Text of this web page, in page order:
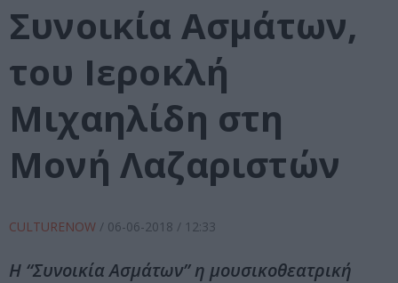
Συνοικία Ασμάτων,
του Ιεροκλή
Μιχαηλίδη στη
Μονή Λαζαριστών
CULTURENOW / 06-06-2018 / 12:33
Η “Συνοικία Ασμάτων” η μουσικοθεατρική